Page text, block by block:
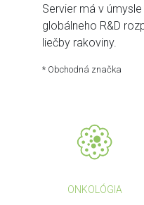
Servier má v
globálneho R&D
liečby rakoviny.
* Obchodná značka
ONKOLÓGIA